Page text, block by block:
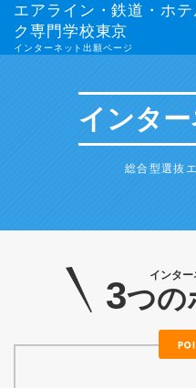
エアライン・鉄道・ホ
ク専門学校東京
インターネット出願ページ
インタ
総合型選抜
インタ
3つの